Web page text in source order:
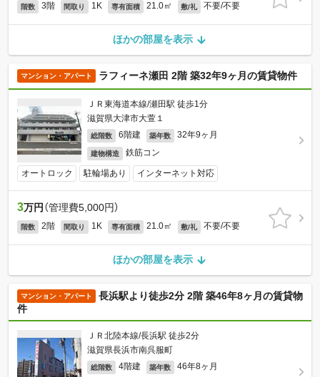
階数 3階 間取り 1K 専有面積 21.0㎡ 敷/礼 不要/不要
ほかの部屋を表示
マンション・アパート ラフィーネ瀬田 2階 築32年9ヶ月の賃貸物件
ＪＲ東海道本線/瀬田駅 徒歩1分
滋賀県大津市大萱１
総階数 6階建 築年数 32年9ヶ月
建物構造 鉄筋コン
オートロック 駐輪場あり インターネット対応
3万円 （管理費5,000円）
階数 2階 間取り 1K 専有面積 21.0㎡ 敷/礼 不要/不要
ほかの部屋を表示
マンション・アパート
長浜駅より徒歩2分 2階 築46年8ヶ月の賃貸物
件
ＪＲ北陸本線/長浜駅 徒歩2分
滋賀県長浜市南呉服町
総階数 4階建 築年数 46年8ヶ月